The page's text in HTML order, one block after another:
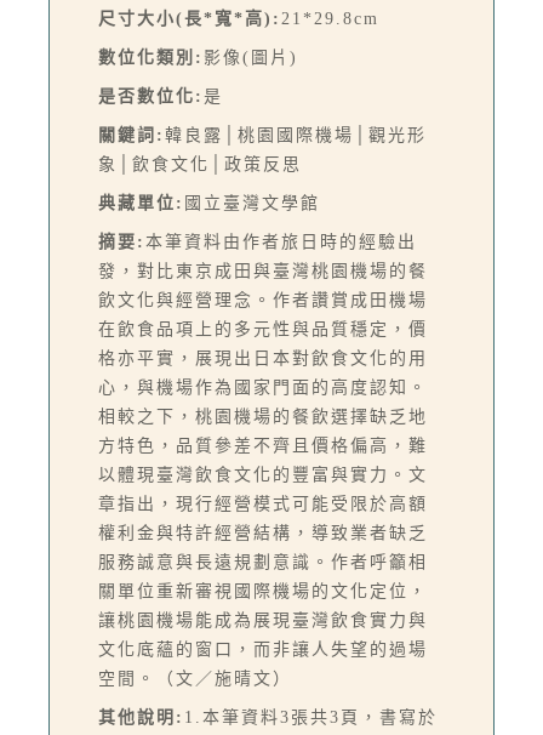
尺寸大小(長*寬*高): 21*29.8cm
數位化類別: 影像(圖片)
是否數位化: 是
關鍵詞: 韓良露│桃園國際機場│觀光形
象│飲食文化│政策反思
典藏單位: 國立臺灣文學館
摘要: 本筆資料由作者旅日時的經驗出
發，對比東京成田與臺灣桃園機場的餐
飲文化與經營理念。作者讚賞成田機場
在飲食品項上的多元性與品質穩定，價
格亦平實，展現出日本對飲食文化的用
心，與機場作為國家門面的高度認知。
相較之下，桃園機場的餐飲選擇缺乏地
方特色，品質參差不齊且價格偏高，難
以體現臺灣飲食文化的豐富與實力。文
章指出，現行經營模式可能受限於高額
權利金與特許經營結構，導致業者缺乏
服務誠意與長遠規劃意識。作者呼籲相
關單位重新審視國際機場的文化定位，
讓桃園機場能成為展現臺灣飲食實力與
文化底蘊的窗口，而非讓人失望的過場
空間。（文／施晴文）
其他說明: 1.本筆資料3張共3頁，書寫於